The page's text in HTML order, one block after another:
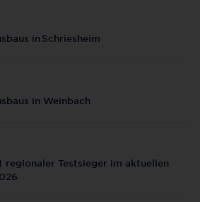
in Schriesheim
in Weinbach
regionaler Testsieger im aktuellen